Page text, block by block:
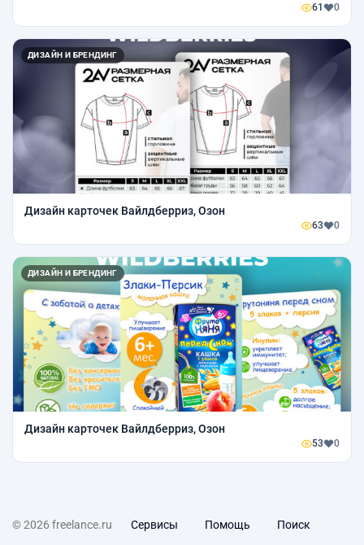
61 0
ДИЗАЙН И БРЕНДИНГ
Дизайн карточек Вайлдберриз, Озон
63 0
ДИЗАЙН И БРЕНДИНГ
Дизайн карточек Вайлдберриз, Озон
53 0
© 2026 freelance.ru Сервисы Помощь Поиск